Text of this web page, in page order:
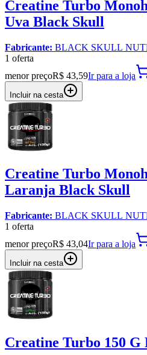
Creatine Turbo
Uva Black Skull
Fabricante: BLACK SKULL
1 oferta
menor preçoR$ 43,59Ir para a loja
Incluir na cesta
Creatine Turbo
Laranja Black Skull
Fabricante: BLACK SKULL
1 oferta
menor preçoR$ 43,04Ir para a loja
Incluir na cesta
Creatine Turbo 150